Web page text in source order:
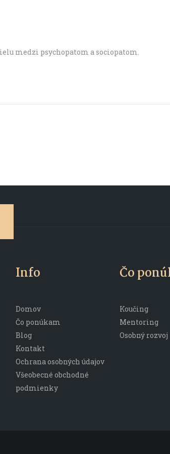
medzi psychopatom a sociopatom.
Info
Domov
Čo ponúkam
Blog
Kontakt
Ochrana osobných údajov
Všeobecné obchodné
podmienky
Čo
Koučing
Mentoring
Osobný rozvoj